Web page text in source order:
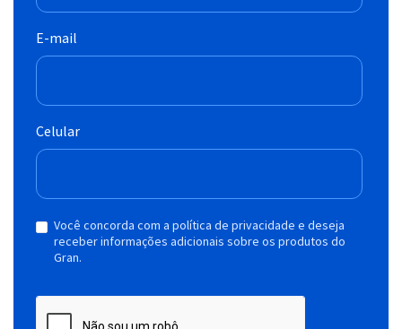
E-mail
Celular
Você concorda com a política de privacidade e deseja
receber informações adicionais sobre os produtos do
Gran.